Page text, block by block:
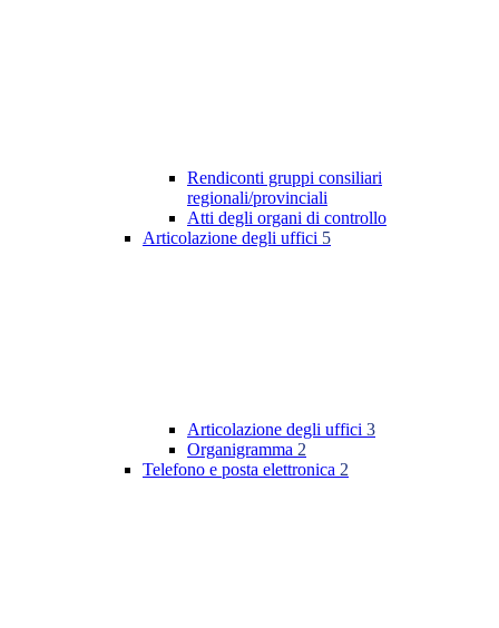
Rendiconti gruppi consiliari
regionali/provinciali
Atti degli organi di controllo
Articolazione degli uffici 5
Articolazione degli uffici 3
Organigramma 2
Telefono e posta elettronica 2